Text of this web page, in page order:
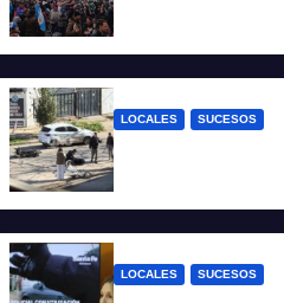
sociales y
LOCALES SUCESOS
tendida sobre la
LOCALES SUCESOS